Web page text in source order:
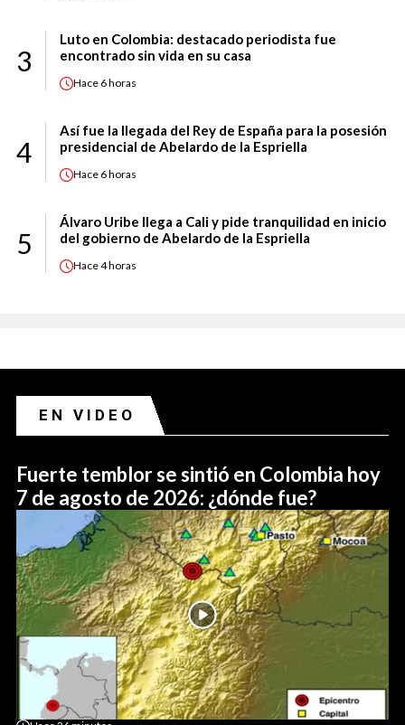
3
Luto en Colombia: destacado periodista fue
encontrado sin vida en su casa
Hace 6 horas
4
Así fue la llegada del Rey de España para la posesión
presidencial de Abelardo de la Espriella
Hace 6 horas
5
Álvaro Uribe llega a Cali y pide tranquilidad en inicio
del gobierno de Abelardo de la Espriella
Hace4 horas
EN VIDEO
Fuerte temblor se sintió en Colombia hoy
7 de agosto de 2026: ¿dónde fue?